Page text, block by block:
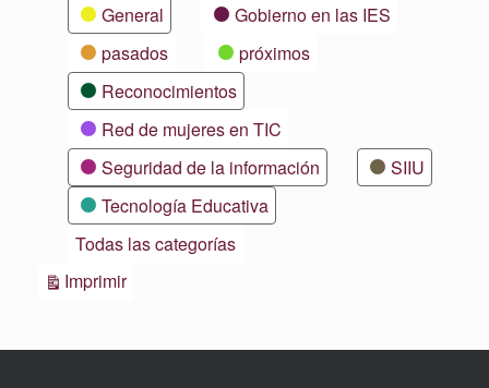
General
Gobierno en las IES
pasados
próximos
Reconocimientos
Red de mujeres en TIC
Seguridad de la información
SIIU
Tecnología Educativa
Todas las categorías
ImprimirVistas